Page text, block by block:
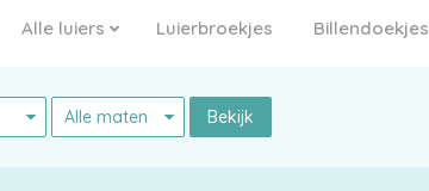
Alle luiers Luierbroekjes Billendoekjes
Bekijk